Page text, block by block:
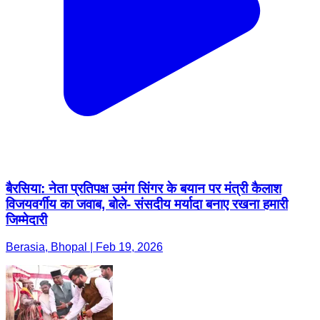
बैरसिया: नेता प्रतिपक्ष उमंग सिंगर के बयान पर मंत्री कैलाश
विजयवर्गीय का जवाब, बोले- संसदीय मर्यादा बनाए रखना हमारी
जिम्मेदारी
Berasia, Bhopal | Feb 19, 2026